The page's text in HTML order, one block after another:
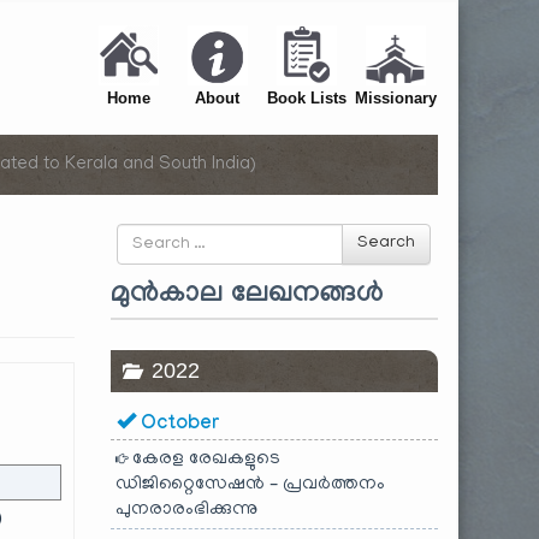
Home About Book Lists Missionary
to Kerala and South India)
Search
for
Search
മുൻകാല ലേഖനങ്ങൾ
2022
October
കേരള രേഖകളുടെ
ഡിജിറ്റൈസേഷൻ – പ്രവർത്തനം
പുനരാരംഭിക്കുന്നു